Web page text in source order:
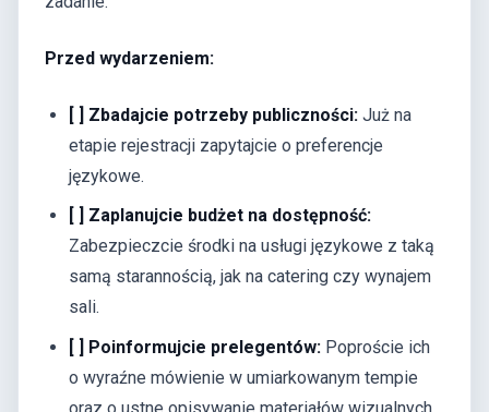
Przed wydarzeniem:
[ ] Zbadajcie potrzeby publiczności: Już na
etapie rejestracji zapytajcie o preferencje
językowe.
[ ] Zaplanujcie budżet na dostępność:
Zabezpieczcie środki na usługi językowe z taką
samą starannością, jak na catering czy wynajem
sali.
[ ] Poinformujcie prelegentów: Poproście ich
o wyraźne mówienie w umiarkowanym tempie